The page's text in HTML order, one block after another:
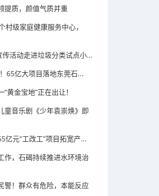
提质，颜值气质并重
村级家庭健康服务中心，
传活动走进垃圾分类试点小...
65亿大项目落地东莞石...
黄金宝地”正在出让！
童音乐剧《少年袁崇焕》即
亿元“工改工”项目拓宽产...
作，石碣持续推进水环境治
警！群众有危险，本能反应